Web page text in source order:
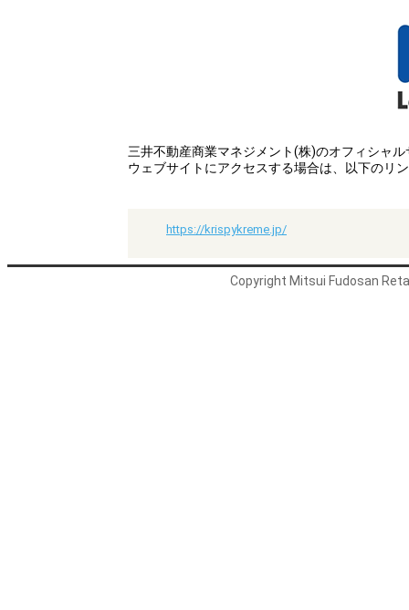
三井不動産商業マネジメント(株)のオフィシャ
ウェブサイトにアクセスする場合は、以下のリ
https://krispykreme.jp/
Copyright Mitsui Fudosan